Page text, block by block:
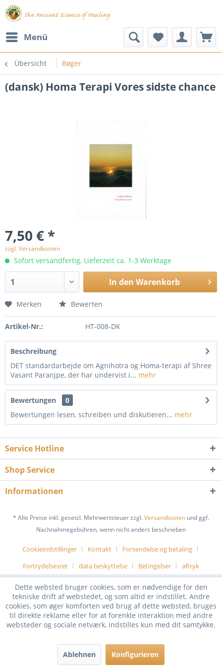
Menü
Übersicht Bøger
(dansk) Homa Terapi Vores sidste chance
7,50 € *
zzgl. Versandkosten
Sofort versandfertig, Lieferzeit ca. 1-3 Werktage
In den Warenkorb
Merken Bewerten
Artikel-Nr.: HT-008-DK
Beschreibung
DET standardarbejde om Agnihotra og Homa-terapi af Shree
Vasant Paranjpe, der har undervist i... mehr
Bewertungen
0
Bewertungen lesen, schreiben und diskutieren... mehr
Service Hotline
Shop Service
Informationen
* Alle Preise inkl. gesetzl. Mehrwertsteuer zzgl.Versandkosten und ggf.
Nachnahmegebühren, wenn nicht anders beschrieben
Cookieindstillinger Kontakt
Forsendelse og betaling
Fortrydelsesret
data beskyttelse Betingelser aftryk
Dette websted bruger cookies, som er nødvendige for den
tekniske drift af webstedet, og som altid er indstillet. Andre
cookies, som øger komforten ved brug af dette websted, bruges
til direkte reklame eller for at forenkle interaktion med andre
websteder og sociale netværk, indstilles kun med dit samtykke.
Ablehnen Konfigurieren